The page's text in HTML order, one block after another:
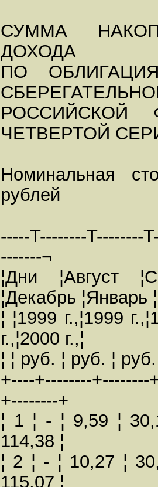
СУММА
ДОХОДА
ПО
РОССИЙСКОЙ
ЧЕТВЕРТОЙ
Номинальная
рублей
-----T--------T--------
-------¬
¦Дни ¦Август
¦Декабрь ¦Январь
¦ ¦1999 г.,¦1999
г.,¦2000 г.,¦
¦ ¦ руб. ¦ руб. ¦
+----+--------+--------
+--------+
¦ 1 ¦ - ¦ 9,59 ¦
114,38 ¦
¦ 2 ¦ - ¦ 10,27 ¦
115,07 ¦